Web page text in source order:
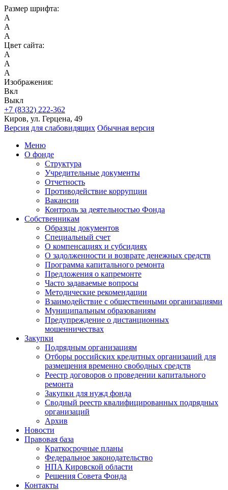
Размер шрифта:
A
A
A
Цвет сайта:
A
A
A
Изображения:
Вкл
Выкл
+7 (8332) 222-362
Киров, ул. Герцена, 49
Версия для слабовидящих Обычная версия
Меню
О фонде
Структура
Учредительные документы
Отчетность
Противодействие коррупции
Вакансии
Контроль за деятельностью Фонда
Собственникам
Образцы документов
Специальный счет
О компенсациях и субсидиях
О задолженности и возврате денежных средств
Программа капитального ремонта
Предложения о капремонте
Часто задаваемые вопросы
Методические рекомендации
Взаимодействие с общественными организациями
Муниципальным образованиям
Предупреждение о дистанционных
мошенничествах
Закупки
Подрядным организациям
Отборы российских кредитных организаций для
размещения временно свободных средств
Реестр договоров о проведении капитального
ремонта
Закупки для нужд фонда
Сводный реестр квалифицированных подрядных
организаций
Архив
Новости
Правовая база
Краткосрочные планы
Федеральное законодательство
НПА Кировской области
Решения Совета Фонда
Контакты